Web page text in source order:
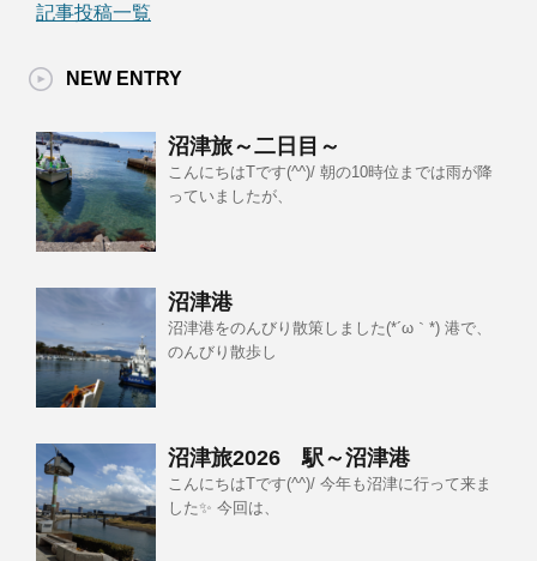
記事投稿一覧
NEW ENTRY
沼津旅～二日目～
こんにちはTです(^^)/ 朝の10時位までは雨が降
っていましたが、
沼津港
沼津港をのんびり散策しました(*´ω｀*) 港で、
のんびり散歩し
沼津旅2026 駅～沼津港
こんにちはTです(^^)/ 今年も沼津に行って来ま
した✨ 今回は、